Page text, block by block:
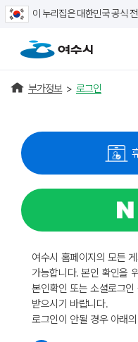
이 누리집은 대한민국 공식
부가정보 > 로그인
여수시 홈페이지의 모든
가능합니다. 본인 확인을
본인확인 또는 소셜로그
받으시기 바랍니다.
로그인이 안될 경우 아래